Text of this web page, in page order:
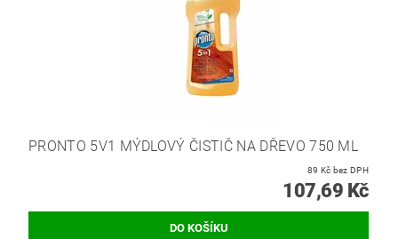
PRONTO 5V1 MÝDLOVÝ ČISTIČ NA DŘEVO 750 ML
89 Kč bez DPH
107,69 Kč